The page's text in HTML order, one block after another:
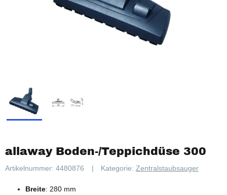
allaway Boden-/Teppichdüse 300
Artikelnummer: 4480876 Kategorie: Zentralstaubsauger
Breite: 280 mm